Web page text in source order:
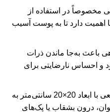
مخصوصاً در استفاده از
دارد تا به پوست آسیب
باعث به‌جا ماندن ذرات
احساس نارضایتی برای
ابعاد مناسب که به صورت مربعی با ابعاد 20×20 سانتی‌متر به
درون بشقاب یا پک‌های